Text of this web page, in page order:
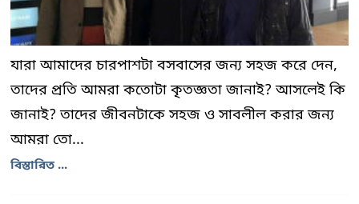
যারা আমাদের চারপাশটা বসবাসের জন্য সহজ করে দেন,
তাদের প্রতি আমরা কতোটা কৃতজ্ঞতা জানাই? আসলেই কি
জানাই? তাদের জীবনটাকে সহজ ও সাবলীল করার জন্য
আমরা তো...
বিস্তারিত ...